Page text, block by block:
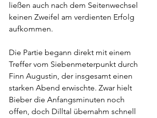
ließen auch nach dem Seitenwechsel
keinen Zweifel am verdienten Erfolg
aufkommen.
Die Partie begann direkt mit einem
Treffer vom Siebenmeterpunkt durch
Finn Augustin, der insgesamt einen
starken Abend erwischte. Zwar hielt
Bieber die Anfangsminuten noch
offen, doch Dilltal übernahm schnell